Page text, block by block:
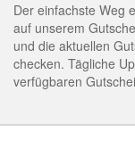
Der einfachste Weg
auf unserem
und die aktuellen
checken. Tägliche
verfügbaren